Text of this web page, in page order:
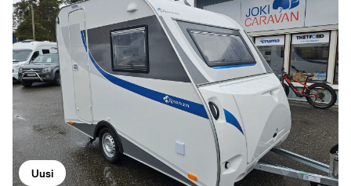
Uusi